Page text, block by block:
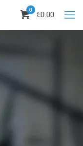
0 €0.00